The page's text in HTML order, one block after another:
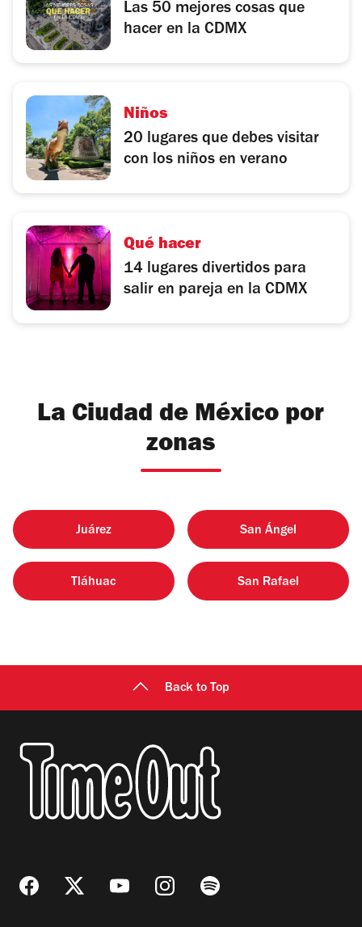
Las 50 mejores cosas que
hacer en la CDMX
Niños
20 lugares que debes visitar
con los niños en verano
Qué hacer
14 lugares divertidos para
salir en pareja en la CDMX
La Ciudad de México por
zonas
Juárez San Ángel
Tláhuac San Rafael
Back to Top